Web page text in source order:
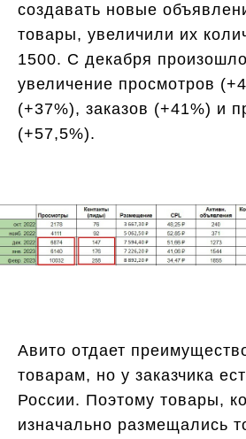
создавать новые
товары, увеличили их
1500. С декабря
увеличение просмотров
(+37%), заказов (+41%) и
(+57,5%).
Авито отдает
товарам, но у заказчика
России. Поэтому товары,
изначально размещались